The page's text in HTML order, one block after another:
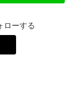
ローする